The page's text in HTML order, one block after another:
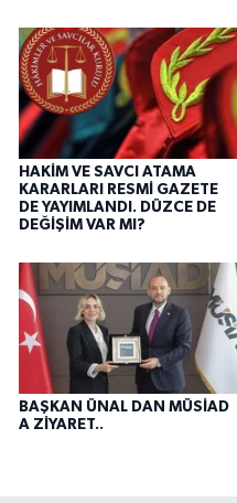
HAKİM VE SAVCI ATAMA
KARARLARI RESMİ GAZETE
DE YAYIMLANDI. DÜZCE DE
DEĞİŞİM VAR MI?
BAŞKAN ÜNAL DAN MÜSİAD
A ZİYARET..